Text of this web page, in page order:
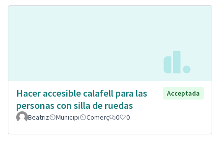
Hacer accesible calafell para las
personas con silla de ruedas
Acceptada
Beatriz Municipi Comerç 0 0